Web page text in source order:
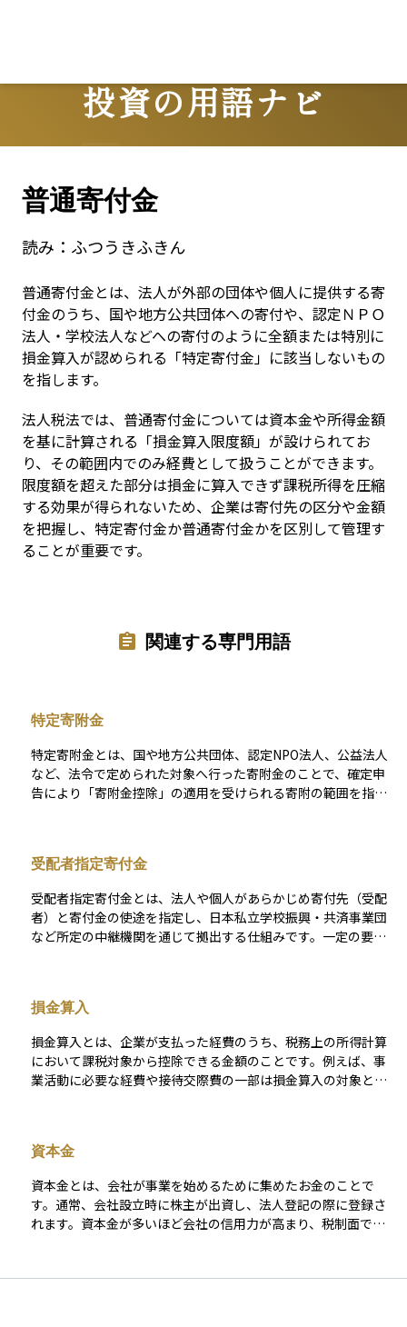
投資の用語ナビ
Terms
普通寄付金
読み： ふつうきふきん
普通寄付金とは、法人が外部の団体や個人に提供する寄
付金のうち、国や地方公共団体への寄付や、認定ＮＰＯ
法人・学校法人などへの寄付のように全額または特別に
損金算入が認められる「特定寄付金」に該当しないもの
を指します。
法人税法では、普通寄付金については資本金や所得金額
を基に計算される「損金算入限度額」が設けられてお
り、その範囲内でのみ経費として扱うことができます。
限度額を超えた部分は損金に算入できず課税所得を圧縮
する効果が得られないため、企業は寄付先の区分や金額
を把握し、特定寄付金か普通寄付金かを区別して管理す
ることが重要です。
関連する専門用語
特定寄附金
特定寄附金とは、国や地方公共団体、認定NPO法人、公益法人
など、法令で定められた対象へ行った寄附金のことで、確定申
告により「寄附金控除」の適用を受けられる寄附の範囲を指し
抑えながら社会貢献を図りたい方にとって、最も代表的で利用
価値の高い寄附区分と言えます。
受配者指定寄付金
受配者指定寄付金とは、法人や個人があらかじめ寄付先（受配
者）と寄付金の使途を指定し、日本私立学校振興・共済事業団
など所定の中継機関を通じて拠出する仕組みです。一定の要件
く指定でき、受配者となる学校法人や社会福祉法人などは、資
金使途を寄付者と合意のうえで報告する義務を負うため、透明
性と資金効率が高まるのが特徴です。
損金算入
損金算入とは、企業が支払った経費のうち、税務上の所得計算
において課税対象から控除できる金額のことです。例えば、事
業活動に必要な経費や接待交際費の一部は損金算入の対象とな
資本金
資本金とは、会社が事業を始めるために集めたお金のことで
す。通常、会社設立時に株主が出資し、法人登記の際に登録さ
れます。資本金が多いほど会社の信用力が高まり、税制面での
とがあります。1億円以下なら、中小企業向けの税制優遇（軽減